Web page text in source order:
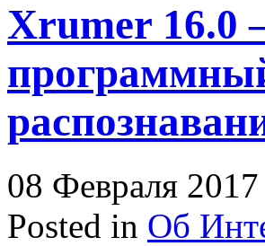
Xrumer 16.0
08 Февраля 2017
Posted in Об